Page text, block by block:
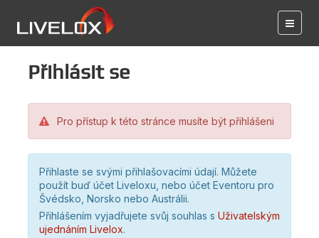
Přihlásit se
Pro přístup k této stránce musíte být přihlášeni
Přihlaste se svými přihlašovacími údají. Můžete
použít buď účet Liveloxu, nebo účet Eventoru pro
Švédsko, Norsko nebo Austrálii.
Přihlášením vyjadřujete svůj souhlas s Uživatelským
ujednáním Livelox.